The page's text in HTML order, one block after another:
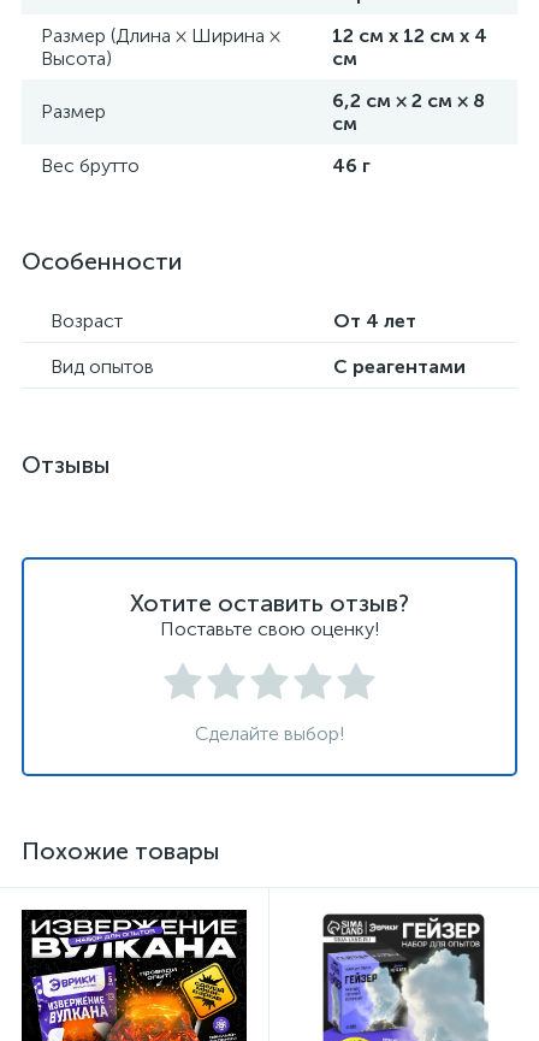
Размер (Длина × Ширина ×
Высота)
12 см х 12 см х 4
см
Размер
6,2 см × 2 см × 8
см
Вес брутто
46 г
Особенности
Возраст
От 4 лет
Вид опытов
С реагентами
Отзывы
Хотите оставить отзыв?
Поставьте свою оценку!
Сделайте выбор!
Похожие товары